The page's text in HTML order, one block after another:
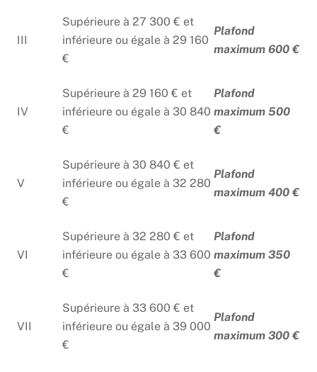
III
Supérieure à 27 300 € et
inférieure ou égale à 29 160
€
Plafond
maximum 600 €
IV
Supérieure à 29 160 € et
inférieure ou égale à 30 840
€
Plafond
maximum 500
€
V
Supérieure à 30 840 € et
inférieure ou égale à 32 280
€
Plafond
maximum 400 €
VI
Supérieure à 32 280 € et
inférieure ou égale à 33 600
€
Plafond
maximum 350
€
VII
Supérieure à 33 600 € et
inférieure ou égale à 39 000
€
Plafond
maximum 300 €